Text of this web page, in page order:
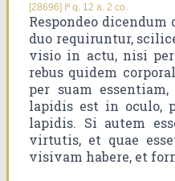
[28696] Iª q. 12 a. 2 co.
Respondeo
duo requiruntur,
visio in actu, nisi
rebus quidem
per suam
lapidis est in oculo,
lapidis. Si autem
virtutis, et quae
visivam habere, et